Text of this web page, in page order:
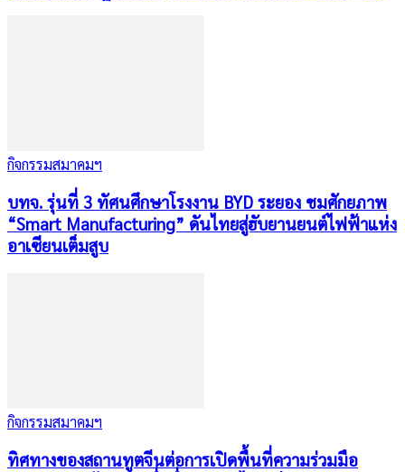
กิจกรรมสมาคมฯ
บทจ. รุ่นที่ 3 ทัศนศึกษาโรงงาน BYD ระยอง ชมศักยภาพ
“Smart Manufacturing” ดันไทยสู่ฮับยานยนต์ไฟฟ้าแห่ง
อาเซียนเต็มสูบ
กิจกรรมสมาคมฯ
ทิศทางของสถานทูตจีนต่อการเปิดพื้นที่ความร่วมมือ